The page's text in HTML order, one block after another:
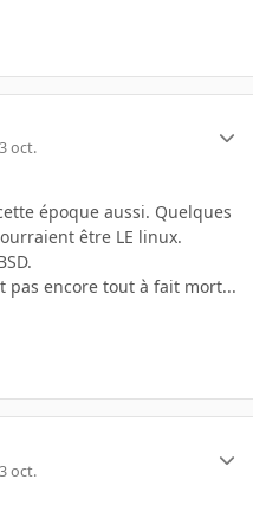
oct.
époque aussi. Quelques
être LE linux.
pas encore tout à fait mort...
oct.